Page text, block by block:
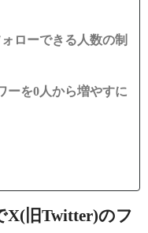
ローできる人数の制
ーを0人から増やすに
X(旧Twitter)のフ